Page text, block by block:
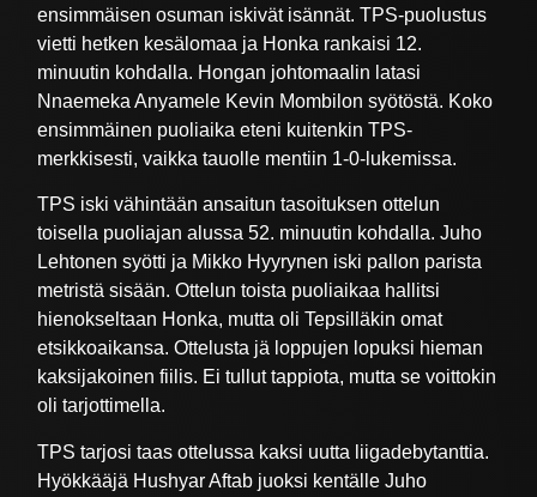
ensimmäisen osuman iskivät isännät. TPS-puolustus
vietti hetken kesälomaa ja Honka rankaisi 12.
minuutin kohdalla. Hongan johtomaalin latasi
Nnaemeka Anyamele Kevin Mombilon syötöstä. Koko
ensimmäinen puoliaika eteni kuitenkin TPS-
merkkisesti, vaikka tauolle mentiin 1-0-lukemissa.
TPS iski vähintään ansaitun tasoituksen ottelun
toisella puoliajan alussa 52. minuutin kohdalla. Juho
Lehtonen syötti ja Mikko Hyyrynen iski pallon parista
metristä sisään. Ottelun toista puoliaikaa hallitsi
hienokseltaan Honka, mutta oli Tepsilläkin omat
etsikkoaikansa. Ottelusta jä loppujen lopuksi hieman
kaksijakoinen fiilis. Ei tullut tappiota, mutta se voittokin
oli tarjottimella.
TPS tarjosi taas ottelussa kaksi uutta liigadebytanttia.
Hyökkääjä Hushyar Aftab juoksi kentälle Juho